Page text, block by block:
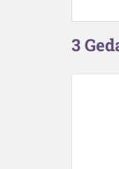
3